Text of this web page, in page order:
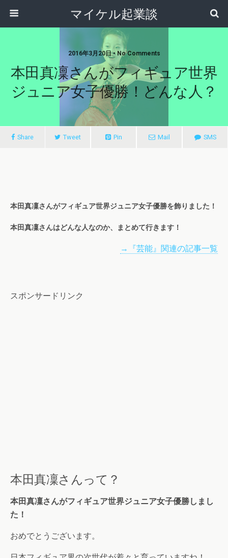
マイケル起業談
2016年3月20日 • No Comments
本田真凜さんがフィギュア世界
ジュニア女子優勝！どんな人？
Share Tweet Pin Mail SMS
本田真凜さんがフィギュア世界ジュニア女子優勝を飾りました！
本田真凜さんはどんな人なのか、まとめて行きます！
→『芸能』関連の記事一覧
スポンサードリンク
本田真凜さんって？
本田真凜さんがフィギュア世界ジュニア女子優勝しまし
た！
おめでとうございます。